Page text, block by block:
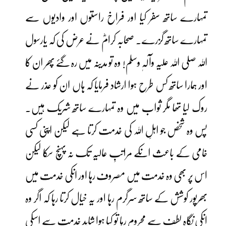
تمہارے ساتھ سفر کیا اور فراخ راستوں اور وادیوں سے
تمہارے ساتھ گزرے۔ صحابہ کرامؓ نے عرض کی کہ یارسول
اللہ صلی اللہ علیہ وآلہٖ وسلم! وہ تو مدینہ میں رہ گئے پھر ان کا
اور ہمارا ساتھ کس طرح ہوا ارشاد فرمایا کہ ہاں ان کو عذر نے
روک لیا تھا مگر ثواب میں وہ تمہارے ساتھ شریک ہیں۔
پس وہ شخص جو اہلِ اللہ کی خدمت کرتا ہے لیکن اپنی کسی
خامی کے باعث انکے مراتبِ عالیہ تک نہ پہنچ سکا لیکن
اس پر بھی وہ خدمت میں مصروف رہا اور انکی خدمت میں
بھرپور کوشش کے ساتھ سرگرم رہا اور یہ خیال کرتا رہا کہ اگر وہ
انکی نگاہِ لطف سے محروم رہا تو کیا ہوا شاید خدمت سے اسکی